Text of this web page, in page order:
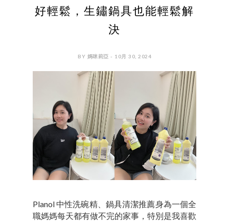
好輕鬆，生鏽鍋具也能輕鬆解
決
BY 媽咪莉亞 - 10月 30, 2024
Planol 中性洗碗精、鍋具清潔推薦身為一個全
職媽媽每天都有做不完的家事，特別是我喜歡